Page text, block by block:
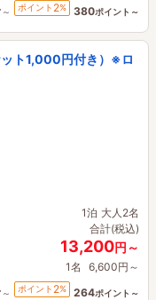
ポイント 2% 380ポイント～
ット1,000円付き）※ロ
1泊 大人2名
合計(税込)
13,200円～
1名 6,600円～
ポイント 2% 264ポイント～